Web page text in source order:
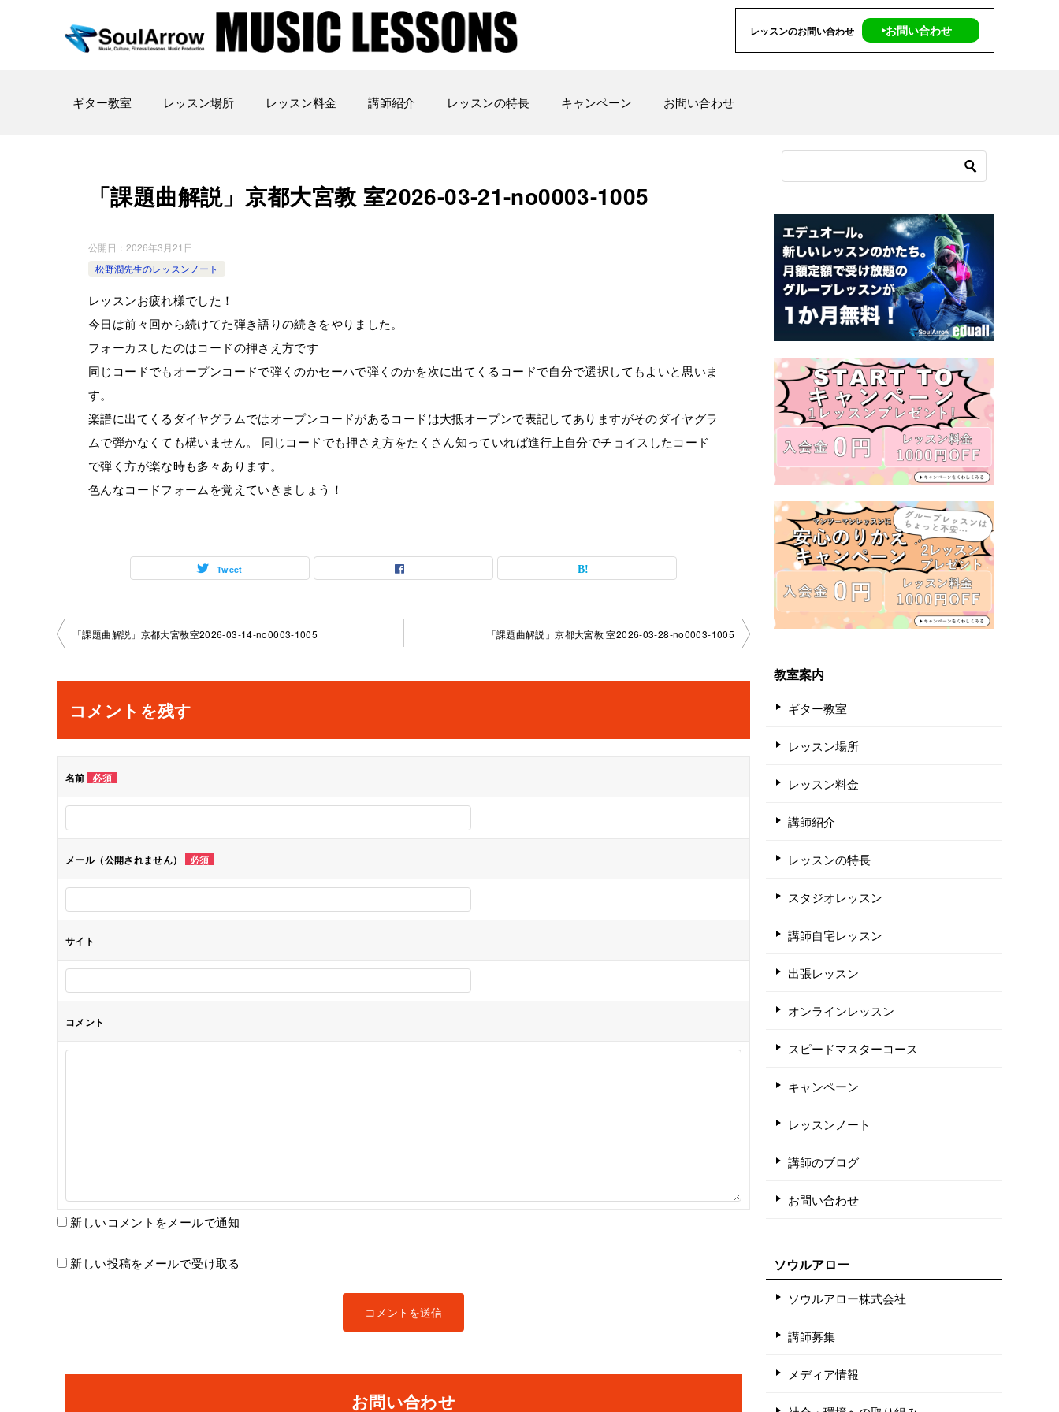
レッスンのお問い合わせ ‣お問い合わせ
ギター教室 レッスン場所 レッスン料金 講師紹介 レッスンの特長 キャンペーン お問い合わせ
「課題曲解説」京都大宮教 室2026-03-21-no0003-­1005
公開日： 2026年3月21日
松野潤先生のレッスンノート
レッスンお疲れ様でした！
今日は前々回から続けてた弾き語りの続きをやりました。
フォーカスしたのはコードの押さえ方です
同じコードでもオープンコードで弾くのかセーハで弾くのかを次に出てくるコードで自分で選択してもよいと思いま
す。
楽譜に出てくるダイヤグラムではオープンコードがあるコードは大抵オープンで表記してありますがそのダイヤグラ
ムで弾かなくても構いません。 同じコードでも押さえ方をたくさん知っていれば進行上自分でチョイスしたコード
で弾く方が楽な時も多々あります。
色んなコードフォームを覚えていきましょう！
Tweet
投
ナ
ビ
ゲ
ー
シ
ョ
「課題曲解説」京都大宮教室2026-03-14-no0003-­1005 「課題曲解説」京都大宮教 室2026-03-28-no0003-­1005
コメントを残す
名前 必須
メール（公開されません） 必須
サイト
コメント
新しいコメントをメールで通知
新しい投稿をメールで受け取る
お問い合わせ
教室案内
ギター教室
レッスン場所
レッスン料金
講師紹介
レッスンの特長
スタジオレッスン
講師自宅レッスン
出張レッスン
オンラインレッスン
スピードマスターコース
キャンペーン
レッスンノート
講師のブログ
お問い合わせ
ソウルアロー
ソウルアロー株式会社
講師募集
メディア情報